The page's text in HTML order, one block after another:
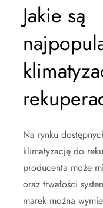
Jakie są
Na rynku
klimatyzację do
producenta może
oraz trwałości
marek można